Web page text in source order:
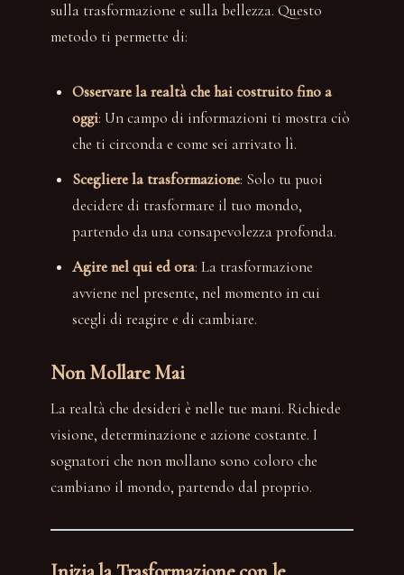
sulla trasformazione e sulla bellezza. Questo
metodo ti permette di:
Osservare la realtà che hai costruito fino a
oggi: Un campo di informazioni ti mostra ciò
che ti circonda e come sei arrivato lì.
Scegliere la trasformazione: Solo tu puoi
decidere di trasformare il tuo mondo,
partendo da una consapevolezza profonda.
Agire nel qui ed ora: La trasformazione
avviene nel presente, nel momento in cui
scegli di reagire e di cambiare.
Non Mollare Mai
La realtà che desideri è nelle tue mani. Richiede
visione, determinazione e azione costante. I
sognatori che non mollano sono coloro che
cambiano il mondo, partendo dal proprio.